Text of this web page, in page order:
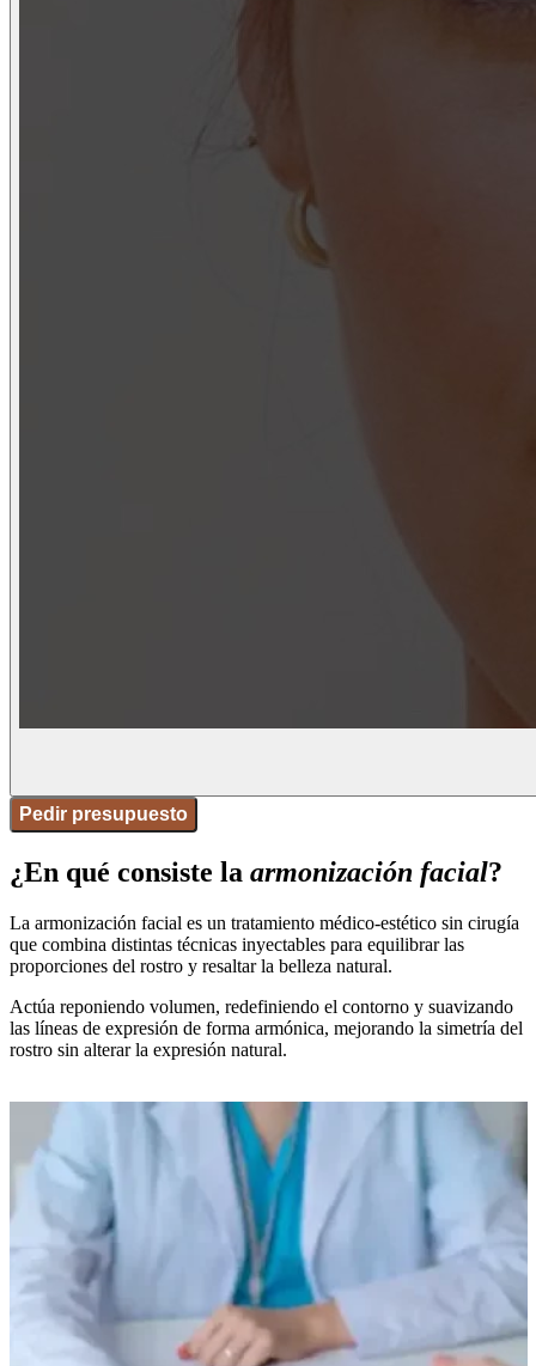
Pedir presupuesto
¿En qué consiste la armonización facial?
La armonización facial es un tratamiento médico-estético sin cirugía
que combina distintas técnicas inyectables para equilibrar las
proporciones del rostro y resaltar la belleza natural.
Actúa reponiendo volumen, redefiniendo el contorno y suavizando
las líneas de expresión de forma armónica, mejorando la simetría del
rostro sin alterar la expresión natural.